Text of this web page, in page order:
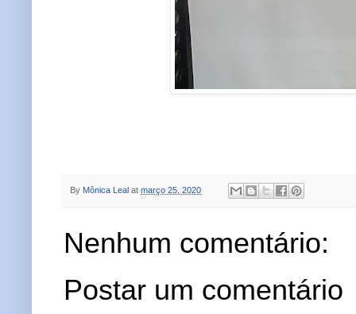
By Mônica Leal at março 25, 2020
Nenhum comentário:
Postar um comentário